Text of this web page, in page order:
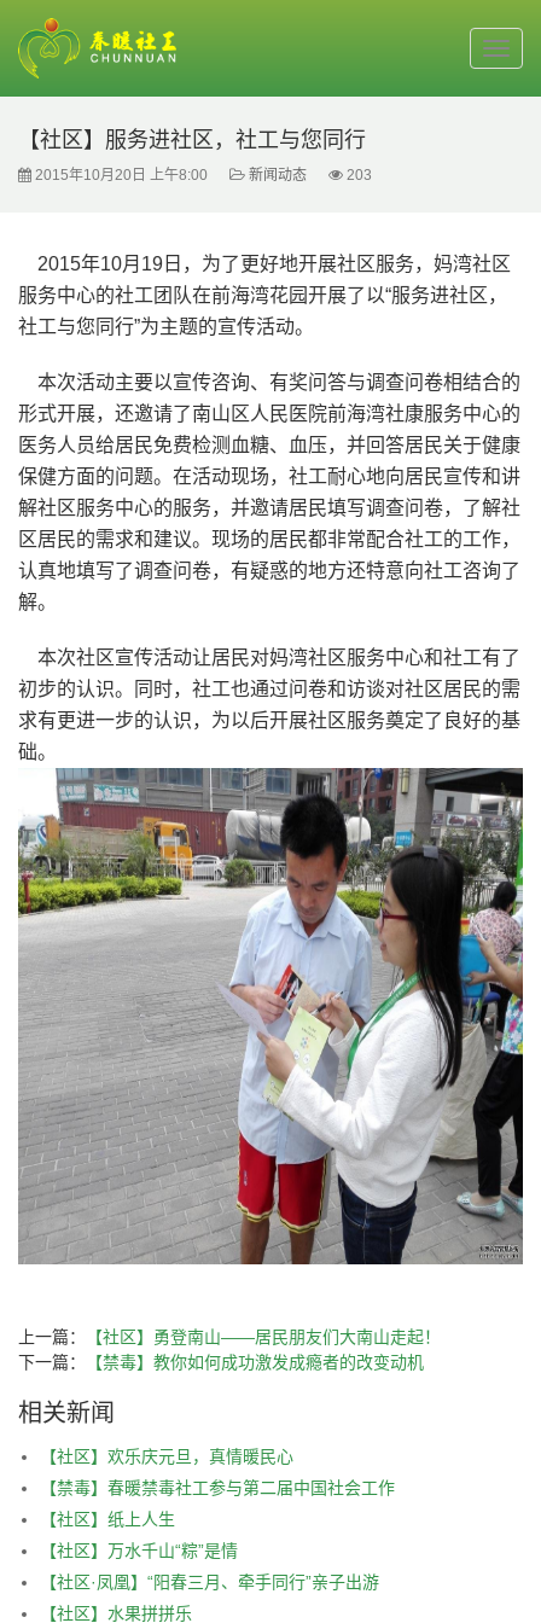
【社区】服务进社区，社工与您同行
2015年10月20日 上午8:00 新闻动态 203
2015年10月19日，为了更好地开展社区服务，妈湾社区
服务中心的社工团队在前海湾花园开展了以“服务进社区，
社工与您同行”为主题的宣传活动。
本次活动主要以宣传咨询、有奖问答与调查问卷相结合的
形式开展，还邀请了南山区人民医院前海湾社康服务中心的
医务人员给居民免费检测血糖、血压，并回答居民关于健康
保健方面的问题。在活动现场，社工耐心地向居民宣传和讲
解社区服务中心的服务，并邀请居民填写调查问卷，了解社
区居民的需求和建议。现场的居民都非常配合社工的工作，
认真地填写了调查问卷，有疑惑的地方还特意向社工咨询了
解。
本次社区宣传活动让居民对妈湾社区服务中心和社工有了
初步的认识。同时，社工也通过问卷和访谈对社区居民的需
求有更进一步的认识，为以后开展社区服务奠定了良好的基
础。
上一篇：
【社区】勇登南山——居民朋友们大南山走起！
下一篇：
【禁毒】教你如何成功激发成瘾者的改变动机
相关新闻
【社区】欢乐庆元旦，真情暖民心
【禁毒】春暖禁毒社工参与第二届中国社会工作
【社区】纸上人生
【社区】万水千山“粽”是情
【社区·凤凰】“阳春三月、牵手同行”亲子出游
【社区】水果拼拼乐